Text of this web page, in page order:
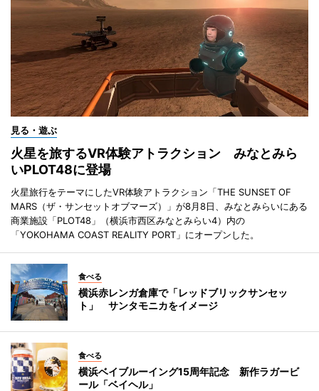
見る・遊ぶ
火星を旅するVR体験アトラクション みなとみら
いPLOT48に登場
火星旅行をテーマにしたVR体験アトラクション「THE SUNSET OF
MARS（ザ・サンセットオブマーズ）」が8月8日、みなとみらいにある
商業施設「PLOT48」（横浜市西区みなとみらい4）内の
「YOKOHAMA COAST REALITY PORT」にオープンした。
食べる
横浜赤レンガ倉庫で「レッドブリックサンセッ
ト」 サンタモニカをイメージ
食べる
横浜ベイブルーイング15周年記念 新作ラガービ
ール「ベイヘル」